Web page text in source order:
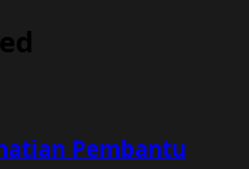
Pembantu